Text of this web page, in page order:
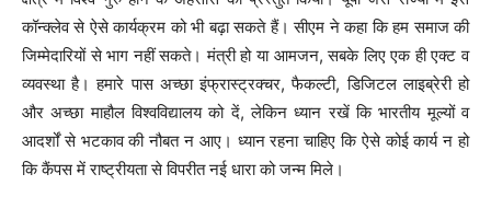
कॉन्क्लेव से ऐसे कार्यक्रम को भी बढ़ा सकते हैं। सीएम ने कहा कि हम समाज की
जिम्मेदारियों से भाग नहीं सकते। मंत्री हो या आमजन, सबके लिए एक ही एक्ट व
व्यवस्था है। हमारे पास अच्छा इंफ्रास्ट्रक्चर, फैकल्टी, डिजिटल लाइब्रेरी हो
और अच्छा माहौल विश्वविद्यालय को दें, लेकिन ध्यान रखें कि भारतीय मूल्यों व
आदर्शों से भटकाव की नौबत न आए। ध्यान रहना चाहिए कि ऐसे कोई कार्य न हो
कि कैंपस में राष्ट्रीयता से विपरीत नई धारा को जन्म मिले।